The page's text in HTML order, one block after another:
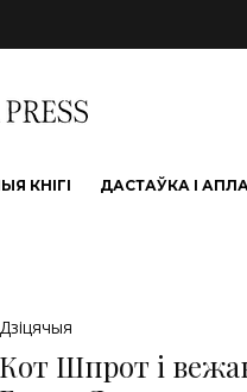
КНІГІ ДАСТАЎКА І
Дзіцячыя
Кот Шпрот і